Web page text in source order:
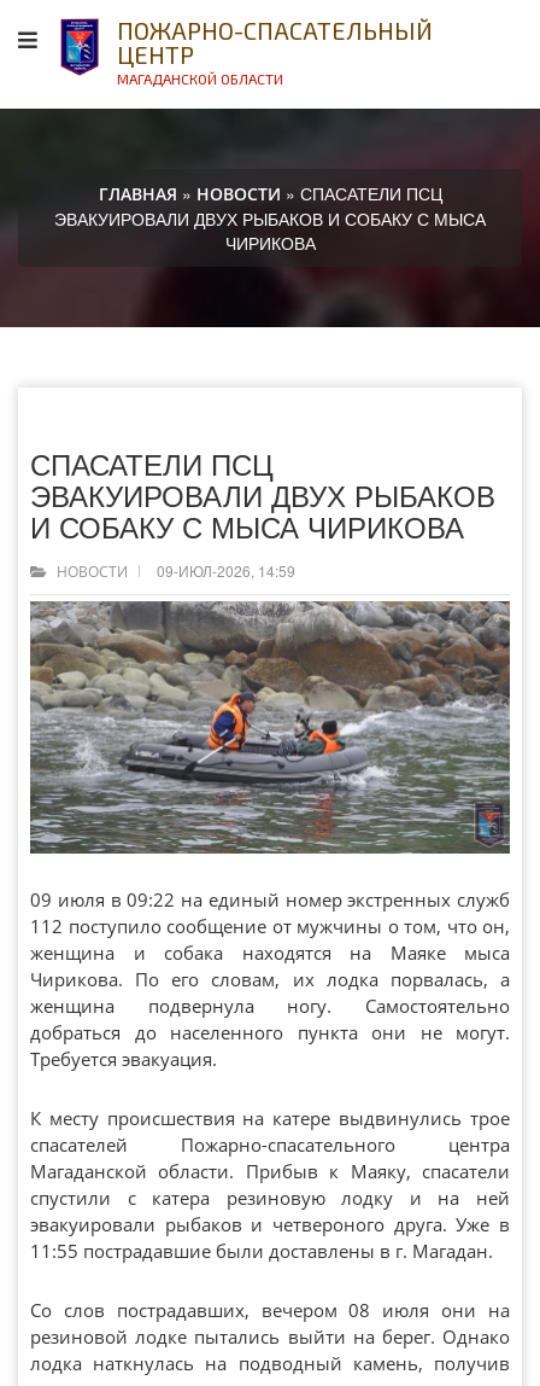
ПОЖАРНО-СПАСАТЕЛЬНЫЙ
ЦЕНТР
МАГАДАНСКОЙ ОБЛАСТИ
ГЛАВНАЯ » НОВОСТИ » СПАСАТЕЛИ ПСЦ
ЭВАКУИРОВАЛИ ДВУХ РЫБАКОВ И СОБАКУ С МЫСА
ЧИРИКОВА
СПАСАТЕЛИ ПСЦ
ЭВАКУИРОВАЛИ ДВУХ РЫБАКОВ
И СОБАКУ С МЫСА ЧИРИКОВА
НОВОСТИ 09-ИЮЛ-2026, 14:59
09 июля в 09:22 на единый номер экстренных служб
112 поступило сообщение от мужчины о том, что он,
женщина и собака находятся на Маяке мыса
Чирикова. По его словам, их лодка порвалась, а
женщина подвернула ногу. Самостоятельно
добраться до населенного пункта они не могут.
Требуется эвакуация.
К месту происшествия на катере выдвинулись трое
спасателей Пожарно-спасательного центра
Магаданской области. Прибыв к Маяку, спасатели
спустили с катера резиновую лодку и на ней
эвакуировали рыбаков и четвероного друга. Уже в
11:55 пострадавшие были доставлены в г. Магадан.
Со слов пострадавших, вечером 08 июля они на
резиновой лодке пытались выйти на берег. Однако
лодка наткнулась на подводный камень, получив